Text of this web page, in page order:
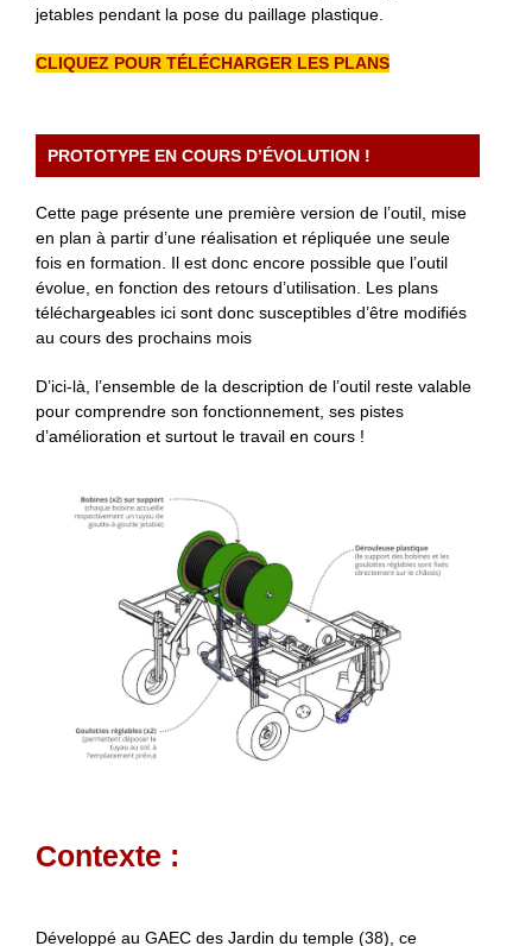
jetables pendant la pose du paillage plastique.
CLIQUEZ POUR TÉLÉCHARGER LES PLANS
PROTOTYPE EN COURS D’ÉVOLUTION !
Cette page présente une première version de l’outil, mise
en plan à partir d’une réalisation et répliquée une seule
fois en formation. Il est donc encore possible que l’outil
évolue, en fonction des retours d’utilisation. Les plans
téléchargeables ici sont donc susceptibles d’être modifiés
au cours des prochains mois
D’ici-là, l’ensemble de la description de l’outil reste valable
pour comprendre son fonctionnement, ses pistes
d’amélioration et surtout le travail en cours !
Contexte :
Développé au GAEC des Jardin du temple (38), ce